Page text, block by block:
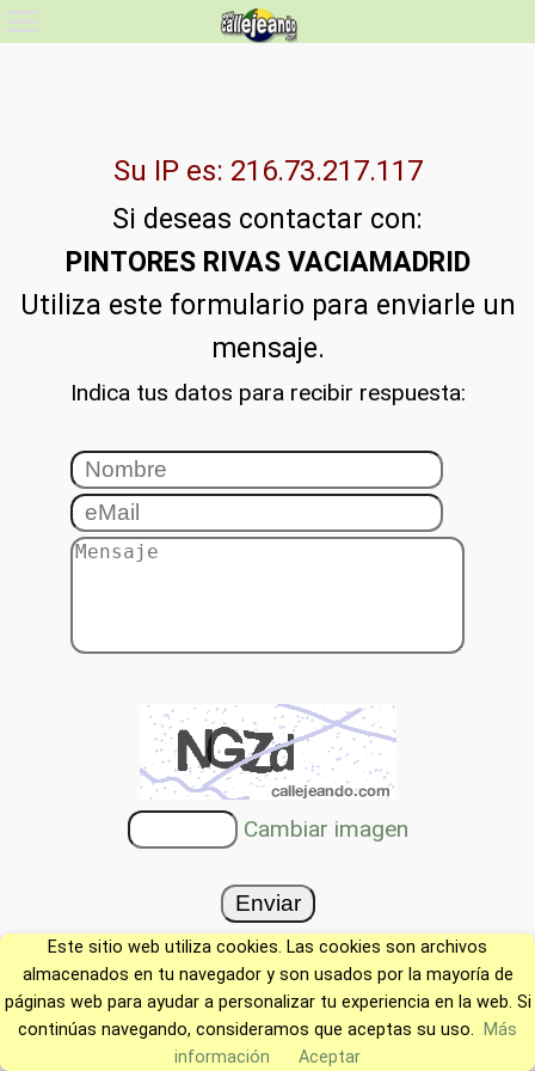
Su IP es: 216.73.217.117
Si deseas contactar con:
PINTORES RIVAS VACIAMADRID
Utiliza este formulario para enviarle un
mensaje.
Indica tus datos para recibir respuesta:
Cambiar imagen
Este sitio web utiliza cookies. Las cookies son archivos
almacenados en tu navegador y son usados por la mayoría de
páginas web para ayudar a personalizar tu experiencia en la web. Si
continúas navegando, consideramos que aceptas su uso.
Más
información
Aceptar